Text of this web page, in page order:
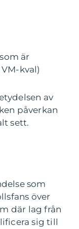
är
kval)
av
påverkan
sett.
som
över
där lag från
sig till